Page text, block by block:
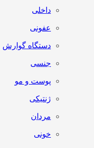
داخلی
عفونی
دستگاه گوارش
جنسی
پوست و مو
ژنتیکی
مردان
خونی